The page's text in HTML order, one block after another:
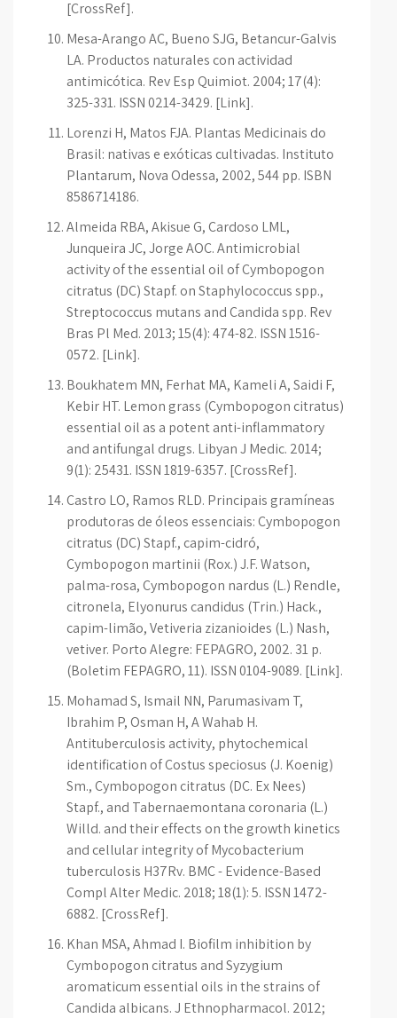
[CrossRef].
Mesa-Arango AC, Bueno SJG, Betancur-Galvis
LA. Productos naturales con actividad
antimicótica. Rev Esp Quimiot. 2004; 17(4):
325-331. ISSN 0214-3429. [Link].
Lorenzi H, Matos FJA. Plantas Medicinais do
Brasil: nativas e exóticas cultivadas. Instituto
Plantarum, Nova Odessa, 2002, 544 pp. ISBN
8586714186.
Almeida RBA, Akisue G, Cardoso LML,
Junqueira JC, Jorge AOC. Antimicrobial
activity of the essential oil of Cymbopogon
citratus (DC) Stapf. on Staphylococcus spp.,
Streptococcus mutans and Candida spp. Rev
Bras Pl Med. 2013; 15(4): 474-82. ISSN 1516-
0572. [Link].
Boukhatem MN, Ferhat MA, Kameli A, Saidi F,
Kebir HT. Lemon grass (Cymbopogon citratus)
essential oil as a potent anti-inflammatory
and antifungal drugs. Libyan J Medic. 2014;
9(1): 25431. ISSN 1819-6357. [CrossRef].
Castro LO, Ramos RLD. Principais gramíneas
produtoras de óleos essenciais: Cymbopogon
citratus (DC) Stapf., capim-cidró,
Cymbopogon martinii (Rox.) J.F. Watson,
palma-rosa, Cymbopogon nardus (L.) Rendle,
citronela, Elyonurus candidus (Trin.) Hack.,
capim-limão, Vetiveria zizanioides (L.) Nash,
vetiver. Porto Alegre: FEPAGRO, 2002. 31 p.
(Boletim FEPAGRO, 11). ISSN 0104-9089. [Link].
Mohamad S, Ismail NN, Parumasivam T,
Ibrahim P, Osman H, A Wahab H.
Antituberculosis activity, phytochemical
identification of Costus speciosus (J. Koenig)
Sm., Cymbopogon citratus (DC. Ex Nees)
Stapf., and Tabernaemontana coronaria (L.)
Willd. and their effects on the growth kinetics
and cellular integrity of Mycobacterium
tuberculosis H37Rv. BMC - Evidence-Based
Compl Alter Medic. 2018; 18(1): 5. ISSN 1472-
6882. [CrossRef].
Khan MSA, Ahmad I. Biofilm inhibition by
Cymbopogon citratus and Syzygium
aromaticum essential oils in the strains of
Candida albicans. J Ethnopharmacol. 2012;